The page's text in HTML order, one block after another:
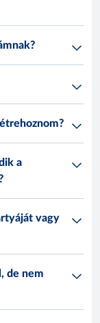
a
vagy
de nem